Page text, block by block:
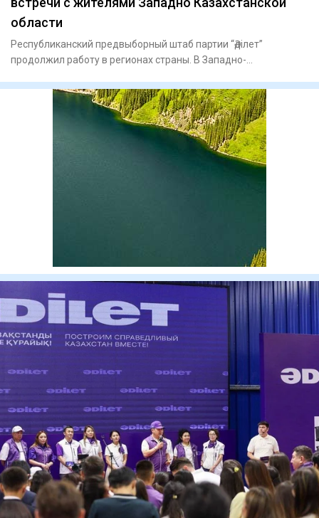
области
Республиканский предвыборный штаб партии “Әділет”
продолжил работу в регионах страны. В Западно-